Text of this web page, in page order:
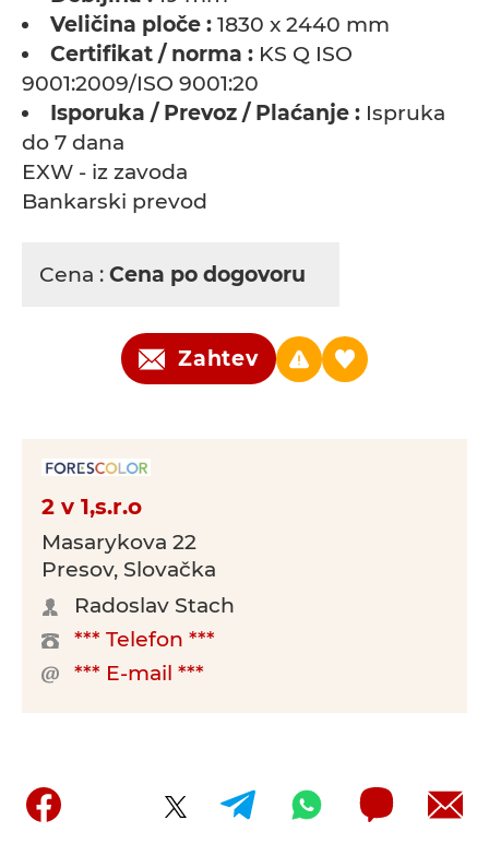
Veličina ploče : 1830 x 2440 mm
Certifikat / norma : KS Q ISO
9001:2009/ISO 9001:20
Isporuka / Prevoz / Plaćanje : Ispruka
do 7 dana
EXW - iz zavoda
Bankarski prevod
Cena : Cena po dogovoru
Zahtev
2 v 1,s.r.o
Masarykova 22
Presov, Slovačka
Radoslav Stach
*** Telefon ***
*** E-mail ***